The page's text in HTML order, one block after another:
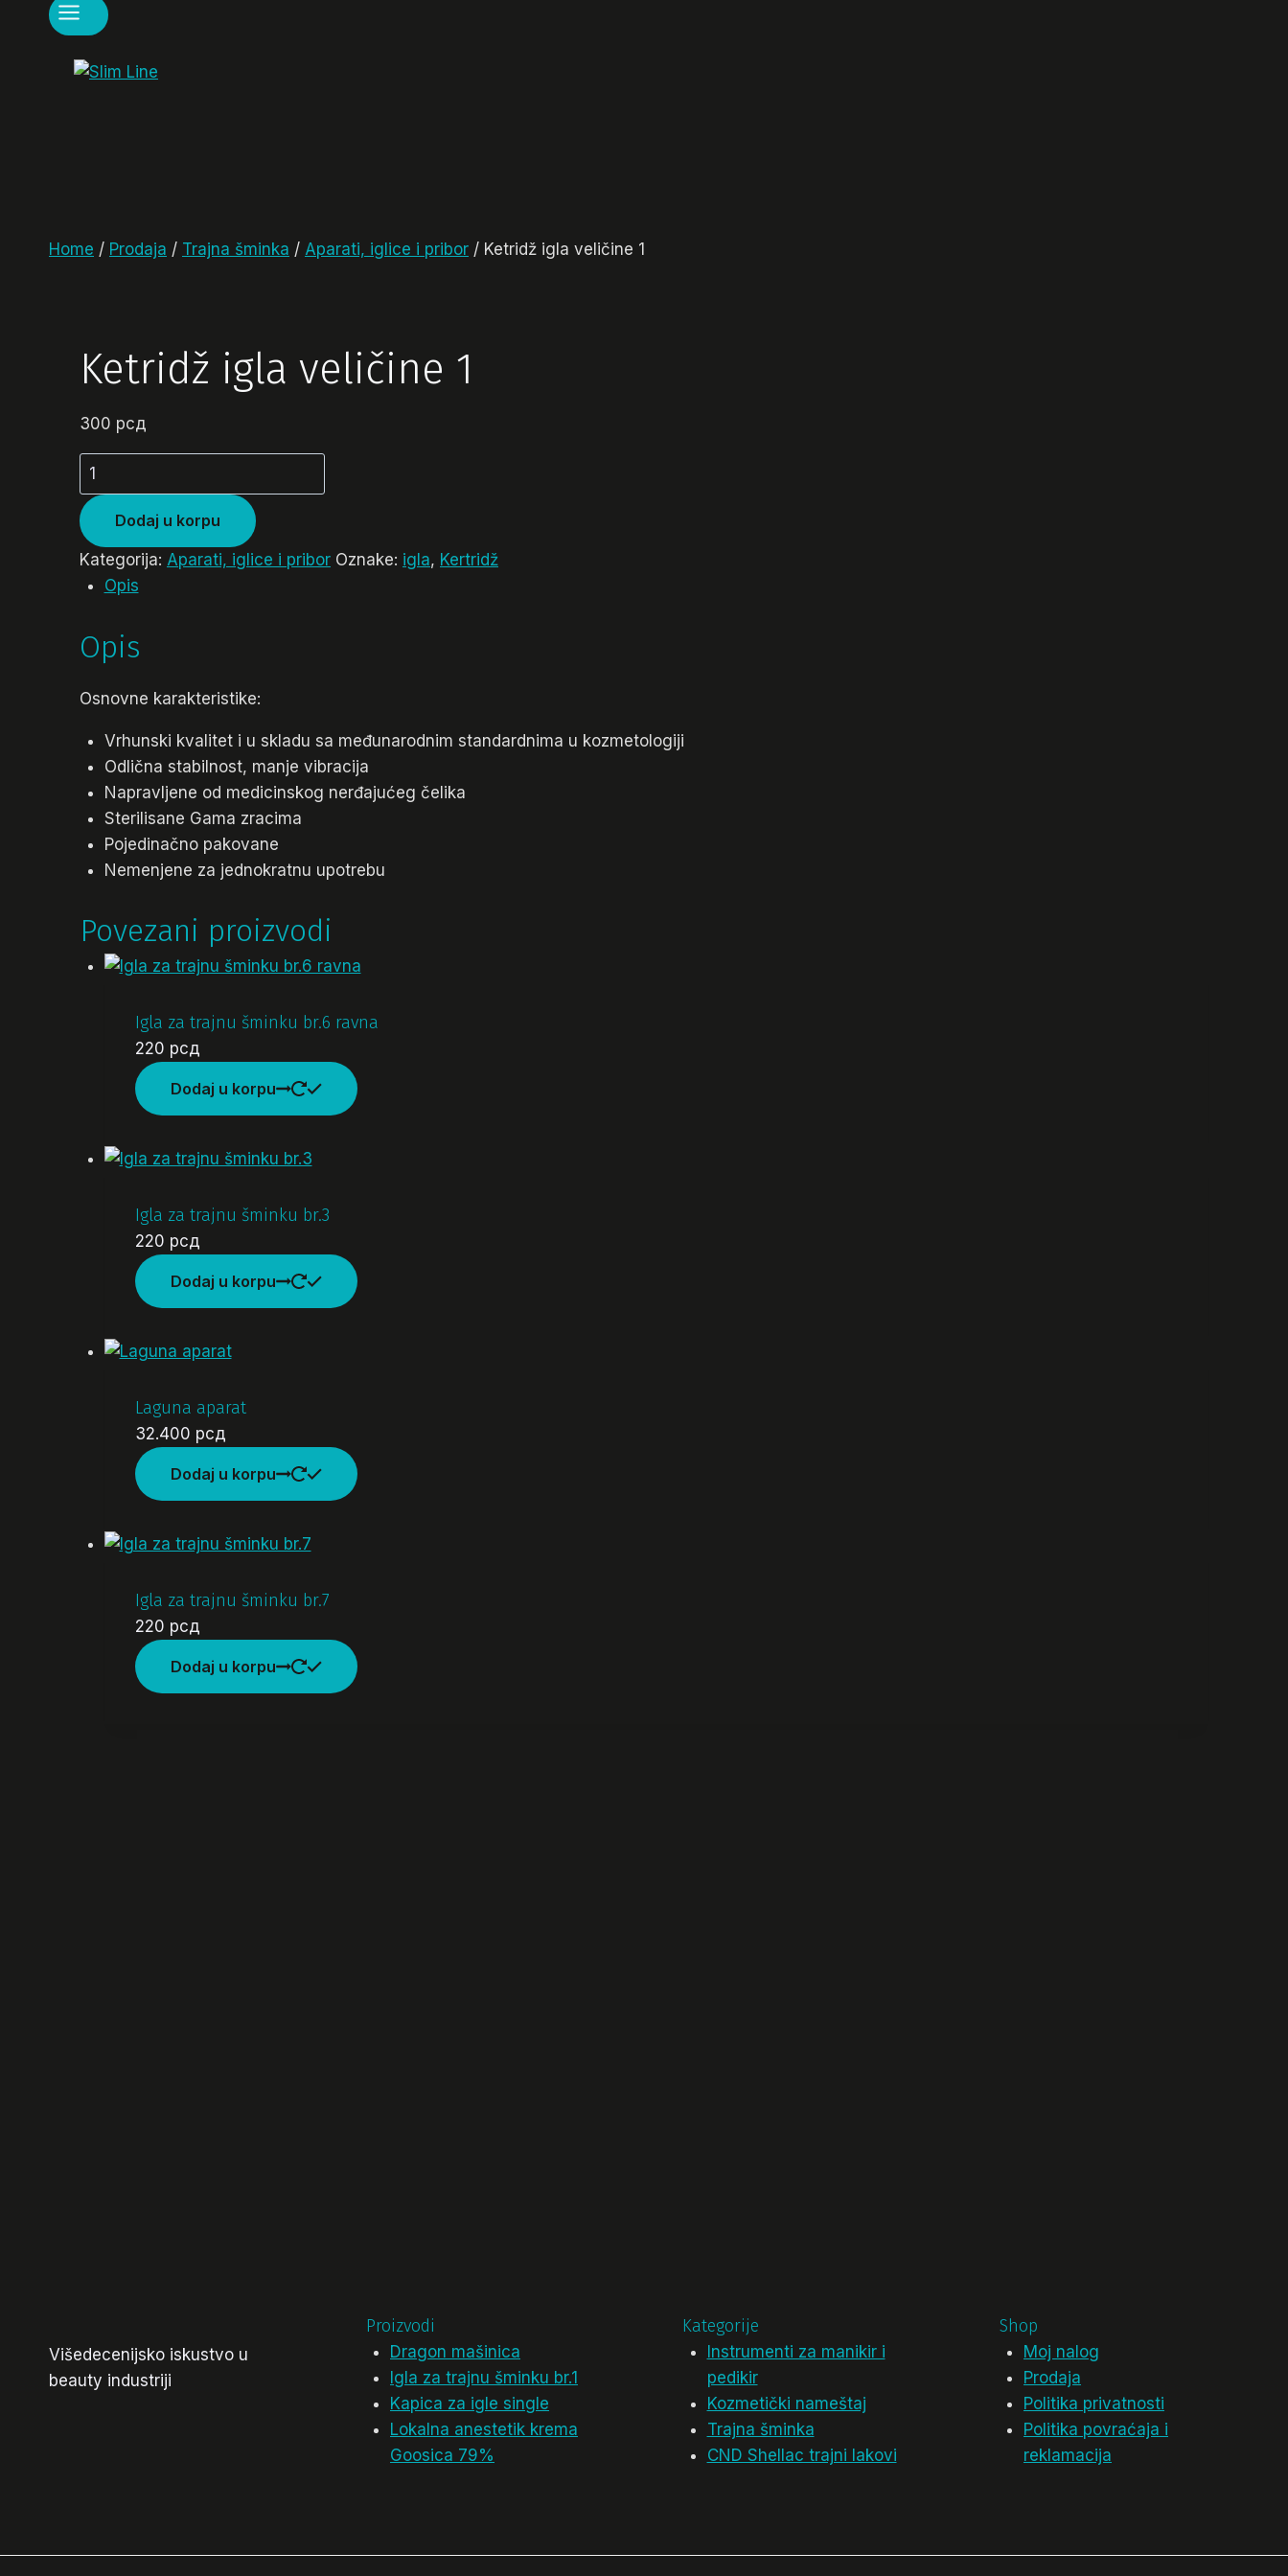
Home / Prodaja / Trajna šminka / Aparati, iglice i pribor / Ketridž igla veličine 1
Ketridž igla veličine 1
300 рсд
Ketridž
igla
veličine
1
količina
Dodaj u korpu
Kategorija: Aparati, iglice i pribor Oznake: igla, Kertridž
Opis
Opis
Osnovne karakteristike:
Vrhunski kvalitet i u skladu sa međunarodnim standardnima u kozmetologiji
Odlična stabilnost, manje vibracija
Napravljene od medicinskog nerđajućeg čelika
Sterilisane Gama zracima
Pojedinačno pakovane
Nemenjene za jednokratnu upotrebu
Povezani proizvodi
Igla za trajnu šminku br.6 ravna
220 рсд
Dodaj u korpu
Igla za trajnu šminku br.3
220 рсд
Dodaj u korpu
Laguna aparat
32.400 рсд
Dodaj u korpu
Igla za trajnu šminku br.7
220 рсд
Dodaj u korpu
Višedecenijsko iskustvo u
beauty industriji
Proizvodi
Dragon mašinica
Igla za trajnu šminku br.1
Kapica za igle single
Lokalna anestetik krema
Goosica 79%
Kategorije
Instrumenti za manikir i
pedikir
Kozmetički nameštaj
Trajna šminka
CND Shellac trajni lakovi
Shop
Moj nalog
Prodaja
Politika privatnosti
Politika povraćaja i
reklamacija